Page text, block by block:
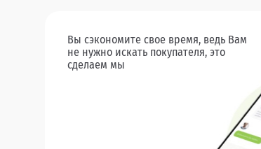
Вы сэкономите свое время, ведь Вам
не нужно искать покупателя, это
сделаем мы